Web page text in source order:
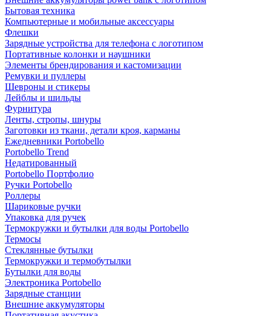
Бытовая техника
Компьютерные и мобильные аксессуары
Флешки
Зарядные устройства для телефона с логотипом
Портативные колонки и наушники
Элементы брендирования и кастомизации
Ремувки и пуллеры
Шевроны и стикеры
Лейблы и шильды
Фурнитура
Ленты, стропы, шнуры
Заготовки из ткани, детали кроя, карманы
Ежедневники Portobello
Portobello Trend
Недатированный
Portobello Портфолио
Ручки Portobello
Роллеры
Шариковые ручки
Упаковка для ручек
Термокружки и бутылки для воды Portobello
Термосы
Стеклянные бутылки
Термокружки и термобутылки
Бутылки для воды
Электроника Portobello
Зарядные станции
Внешние аккумуляторы